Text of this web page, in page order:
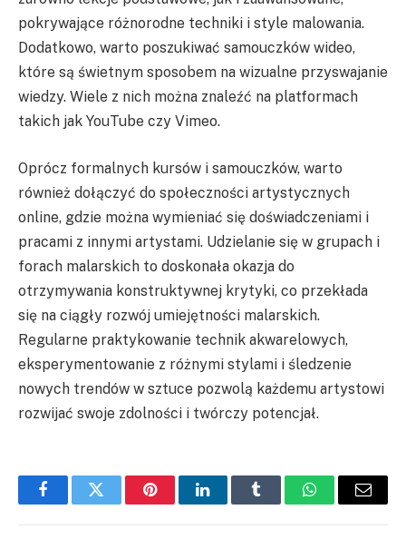
pokrywające różnorodne techniki i style malowania.
Dodatkowo, warto poszukiwać samouczków wideo,
które są świetnym sposobem na wizualne przyswajanie
wiedzy. Wiele z nich można znaleźć na platformach
takich jak YouTube czy Vimeo.
Oprócz formalnych kursów i samouczków, warto
również dołączyć do społeczności artystycznych
online, gdzie można wymieniać się doświadczeniami i
pracami z innymi artystami. Udzielanie się w grupach i
forach malarskich to doskonała okazja do
otrzymywania konstruktywnej krytyki, co przekłada
się na ciągły rozwój umiejętności malarskich.
Regularne praktykowanie technik akwarelowych,
eksperymentowanie z różnymi stylami i śledzenie
nowych trendów w sztuce pozwolą każdemu artystowi
rozwijać swoje zdolności i twórczy potencjał.
FacebookTwitter PinterestLinkedInTumblr WhatsAppEmail